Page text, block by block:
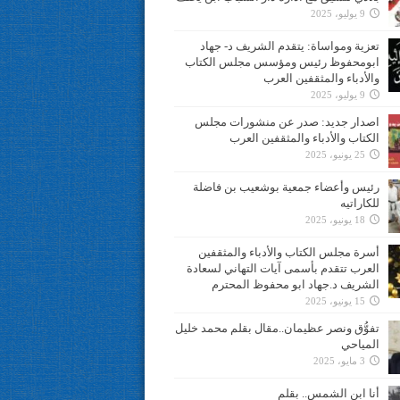
9 يوليو، 2025
تعزية ومواساة: يتقدم الشريف د- جهاد
ابومحفوظ رئيس ومؤسس مجلس الكتاب
والأدباء والمثقفين العرب
9 يوليو، 2025
اصدار جديد: صدر عن منشورات مجلس
الكتاب والأدباء والمثقفين العرب
25 يونيو، 2025
رئيس وأعضاء جمعية بوشعيب بن فاضلة
للكاراتيه
18 يونيو، 2025
أسرة مجلس الكتاب والأدباء والمثقفين
العرب تتقدم بأسمى آيات التهاني لسعادة
الشريف د.جهاد ابو محفوظ المحترم
15 يونيو، 2025
تفوُّق ونصر عظيمان..مقال بقلم محمد خليل
المياحي
3 مايو، 2025
أنا ابن الشمس.. بقلم